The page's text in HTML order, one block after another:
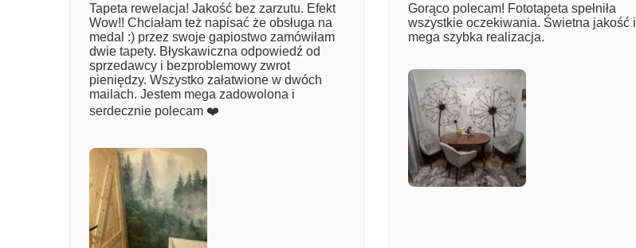
Załącz zdjęcie
Tapeta rewelacja! Jakość bez zarzutu. Efekt
Wow!! Chciałam też napisać że obsługa na
medal :) przez swoje gapiostwo zamówiłam
dwie tapety. Błyskawiczna odpowiedź od
sprzedawcy i bezproblemowy zwrot
pieniędzy. Wszystko załatwione w dwóch
mailach. Jestem mega zadowolona i
serdecznie polecam ❤️
Gorąco polecam! Fototapeta spełniła
wszystkie oczekiwania. Świetna jakość i
mega szybka realizacja.